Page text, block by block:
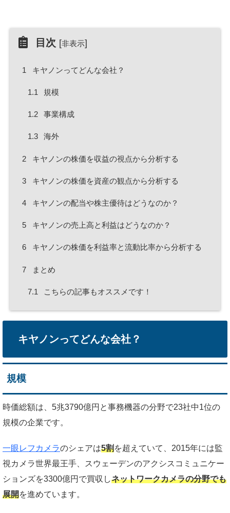
目次 [非表示]
1 キヤノンってどんな会社？
1.1 規模
1.2 事業構成
1.3 海外
2 キヤノンの株価を収益の視点から分析する
3 キヤノンの株価を資産の観点から分析する
4 キヤノンの配当や株主優待はどうなのか？
5 キヤノンの売上高と利益はどうなのか？
6 キヤノンの株価を利益率と流動比率から分析する
7 まとめ
7.1 こちらの記事もオススメです！
キヤノンってどんな会社？
規模
時価総額は、5兆3790億円と事務機器の分野で23社中1位の
規模の企業です。
一眼レフカメラのシェアは5割を超えていて、2015年には監
視カメラ世界最王手、スウェーデンのアクシスコミュニケー
ションズを3300億円で買収しネットワークカメラの分野でも
展開を進めています。